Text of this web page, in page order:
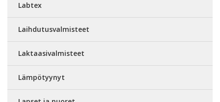
Labtex
Laihdutusvalmisteet
Laktaasivalmisteet
Lämpötyynyt